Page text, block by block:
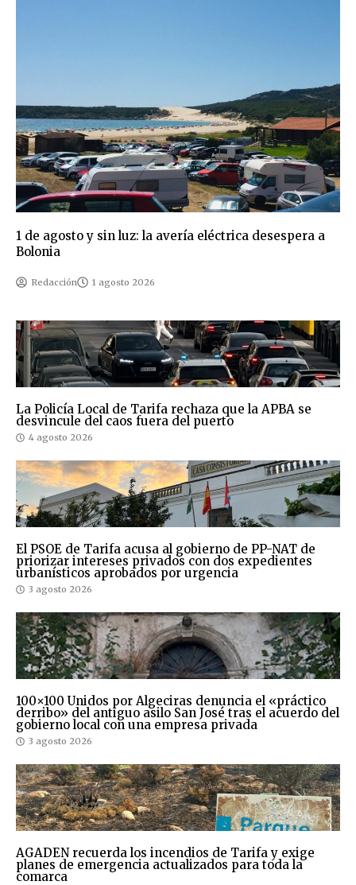
1 de agosto y sin luz: la avería eléctrica desespera a
Bolonia
Redacción 1 agosto 2026
La Policía Local de Tarifa rechaza que la APBA se
desvincule del caos fuera del puerto
4 agosto 2026
El PSOE de Tarifa acusa al gobierno de PP-NAT de
priorizar intereses privados con dos expedientes
urbanísticos aprobados por urgencia
3 agosto 2026
100×100 Unidos por Algeciras denuncia el «práctico
derribo» del antiguo asilo San José tras el acuerdo del
gobierno local con una empresa privada
3 agosto 2026
AGADEN recuerda los incendios de Tarifa y exige
planes de emergencia actualizados para toda la
comarca